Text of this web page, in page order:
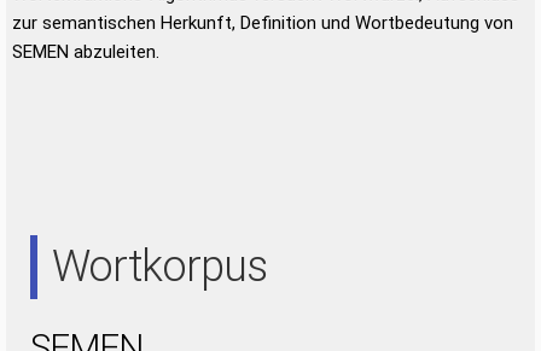
zur semantischen Herkunft, Definition und Wortbedeutung von
SEMEN abzuleiten.
Wortkorpus